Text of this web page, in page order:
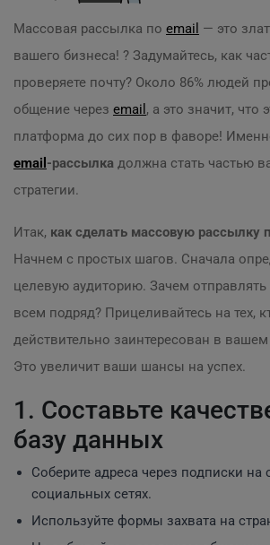
Массовая рассылка по email — это
вашего бизнеса! ? Задумайтесь, как
проверяете почту? Около 86% людей
общение через email , а это значит, что
платформа до сих пор в фаворе!
email -рассылка должна стать частью
стратегии.
Итак, как сделать массовую рассылку
Начнем с простых шагов. Сначала
целевую аудиторию. Зачем
всем подряд? Прицеливайтесь на тех,
действительно заинтересован в вашем
Это увеличит ваши шансы на успех.
1. Составьте
базу данных
Соберите адреса через подписки на
социальных сетях.
Используйте формы захвата на